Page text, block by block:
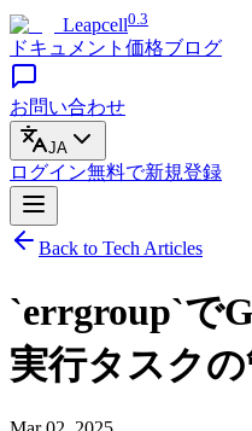
Leapcell0.3
ドキュメント 価格ブログ
お問い合わせ
JA
ログイン無料で新規登録
Back to Tech Articles
`errgroup`で
実行タスク